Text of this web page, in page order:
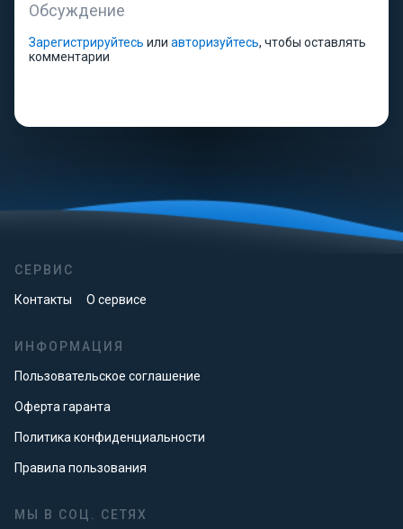
Обсуждение
Зарегистрируйтесь или авторизуйтесь, чтобы оставлять
комментарии
СЕРВИС
Контакты О сервисе
ИНФОРМАЦИЯ
Пользовательское соглашение
Оферта гаранта
Политика конфиденциальности
Правила пользования
МЫ В СОЦ. СЕТЯХ